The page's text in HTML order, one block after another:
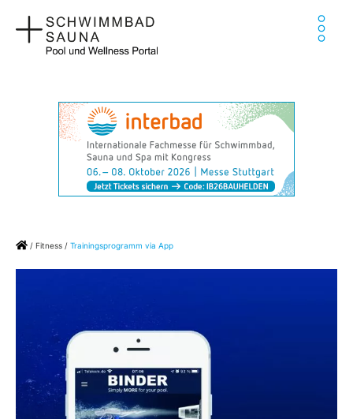
Inhalt
springen
Home
/ Fitness / Trainingsprogramm via App